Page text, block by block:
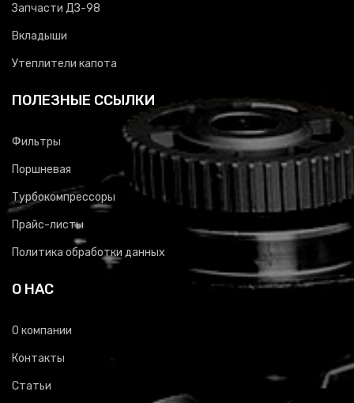
Запчасти ДЗ-98
Вкладыши
Утеплители капота
ПОЛЕЗНЫЕ ССЫЛКИ
Фильтры
Поршневая
Турбокомпрессоры
Прайс-листы
Политика обработки данных
О НАС
О компании
Контакты
Статьи